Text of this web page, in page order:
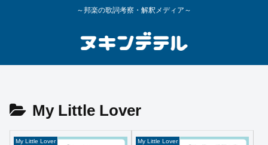
～邦楽の歌詞考察・解釈メディア～
My Little Lover
My Little Lover My Little Lover